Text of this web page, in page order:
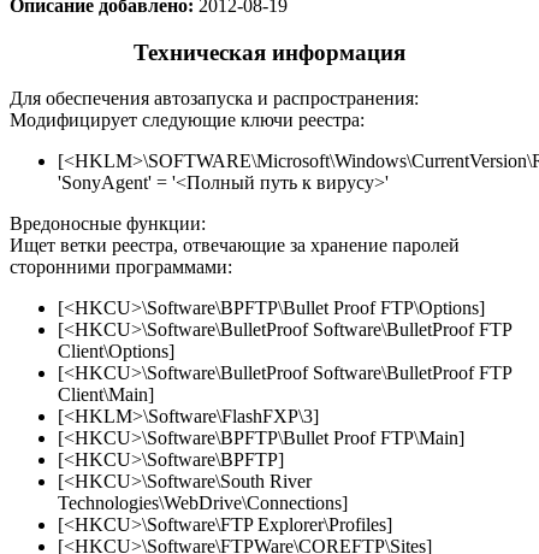
Описание добавлено: 2012-08-19
Техническая информация
Для обеспечения автозапуска и распространения:
Модифицирует следующие ключи реестра:
'SonyAgent' = '<Полный путь к вирусу>'
Вредоносные функции:
Ищет ветки реестра, отвечающие за хранение паролей
сторонними программами:
[<HKCU>\Software\BPFTP\Bullet Proof FTP\Options]
[<HKCU>\Software\BulletProof Software\BulletProof FTP
Client\Options]
[<HKCU>\Software\BulletProof Software\BulletProof FTP
Client\Main]
[<HKLM>\Software\FlashFXP\3]
[<HKCU>\Software\BPFTP\Bullet Proof FTP\Main]
[<HKCU>\Software\BPFTP]
[<HKCU>\Software\South River
Technologies\WebDrive\Connections]
[<HKCU>\Software\FTP Explorer\Profiles]
[<HKCU>\Software\FTPWare\COREFTP\Sites]